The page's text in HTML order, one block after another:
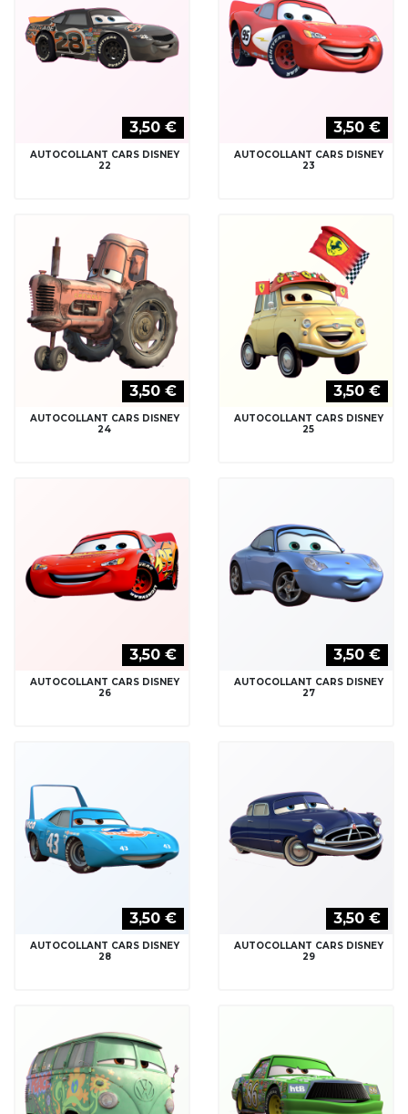
3,50 €
AUTOCOLLANT CARS DISNEY
22
3,50 €
AUTOCOLLANT CARS DISNEY
23
3,50 €
AUTOCOLLANT CARS DISNEY
24
3,50 €
AUTOCOLLANT CARS DISNEY
25
3,50 €
AUTOCOLLANT CARS DISNEY
26
3,50 €
AUTOCOLLANT CARS DISNEY
27
3,50 €
AUTOCOLLANT CARS DISNEY
28
3,50 €
AUTOCOLLANT CARS DISNEY
29